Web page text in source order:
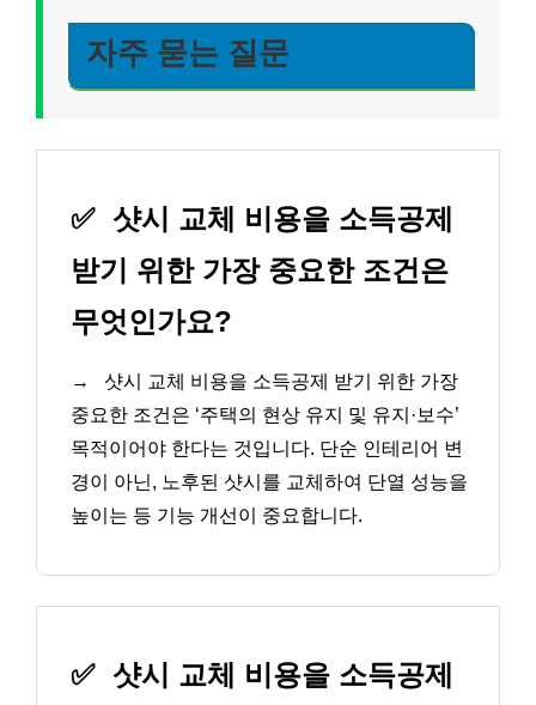
자주 묻는 질문
✅ 샷시 교체 비용을 소득공제
받기 위한 가장 중요한 조건은
무엇인가요?
→
샷시 교체 비용을 소득공제 받기 위한 가장
중요한 조건은 ‘주택의 현상 유지 및 유지·보수’
목적이어야 한다는 것입니다. 단순 인테리어 변
경이 아닌, 노후된 샷시를 교체하여 단열 성능을
높이는 등 기능 개선이 중요합니다.
✅ 샷시 교체 비용을 소득공제